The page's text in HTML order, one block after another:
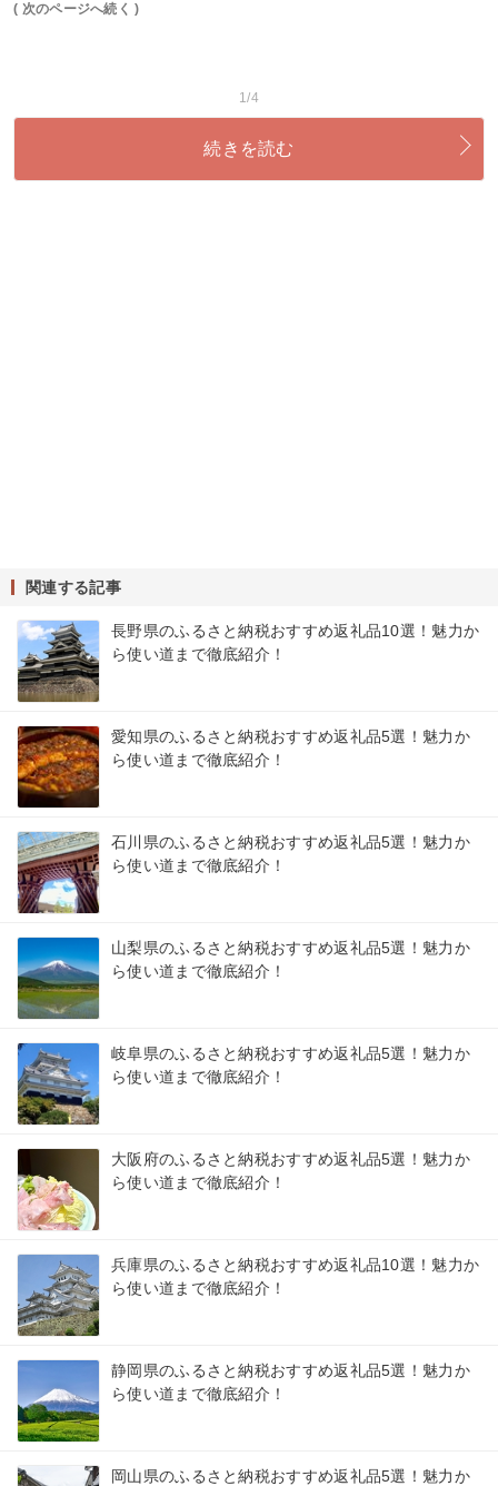
( 次のページへ続く )
1/4
続きを読む
関連する記事
長野県のふるさと納税おすすめ返礼品10選！魅力か
ら使い道まで徹底紹介！
愛知県のふるさと納税おすすめ返礼品5選！魅力か
ら使い道まで徹底紹介！
石川県のふるさと納税おすすめ返礼品5選！魅力か
ら使い道まで徹底紹介！
山梨県のふるさと納税おすすめ返礼品5選！魅力か
ら使い道まで徹底紹介！
岐阜県のふるさと納税おすすめ返礼品5選！魅力か
ら使い道まで徹底紹介！
大阪府のふるさと納税おすすめ返礼品5選！魅力か
ら使い道まで徹底紹介！
兵庫県のふるさと納税おすすめ返礼品10選！魅力か
ら使い道まで徹底紹介！
静岡県のふるさと納税おすすめ返礼品5選！魅力か
ら使い道まで徹底紹介！
岡山県のふるさと納税おすすめ返礼品5選！魅力か